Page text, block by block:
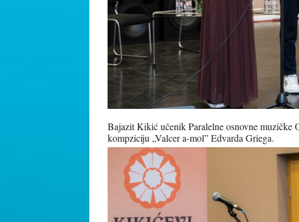
Bajazit Kikić učenik Paralelne osnovne muzičke
kompziciju „Valcer a-mol” Edvarda Griega.